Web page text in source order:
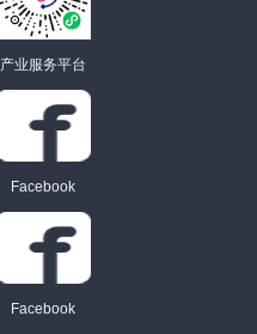
产业服务平台
Facebook
Facebook